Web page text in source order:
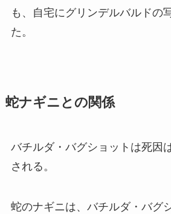
も、自宅にグリンデルバルドの
た。
蛇ナギニとの関係
バチルダ・バグショットは死因
される。
蛇のナギニは、バチルダ・バグ